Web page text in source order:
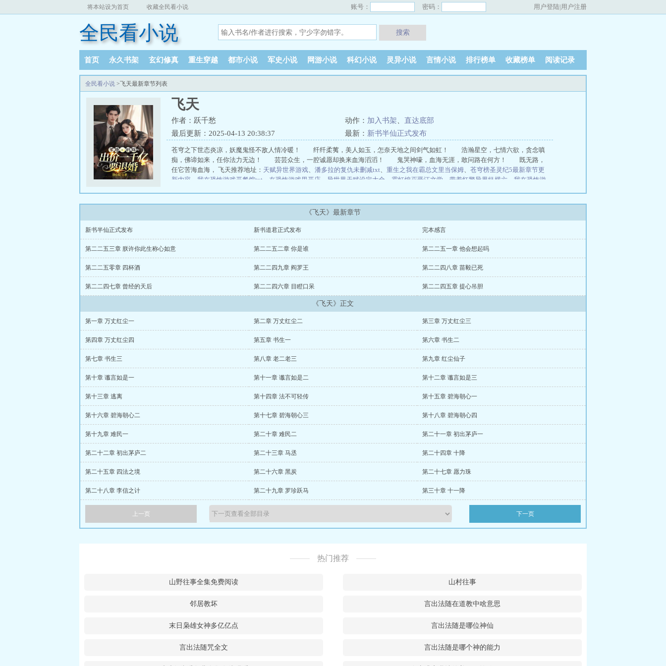
将本站设为首页 收藏全民看小说 账号： 密码： 用户登陆|用户注册
全民看小说 搜索
首页 永久书架 玄幻修真 重生穿越 都市小说 军史小说 网游小说 科幻小说 灵异小说 言情小说 排行榜单 收藏榜单 阅读记录
全民看小说 >飞天最新章节列表
飞天
作者：跃千愁 动作： 加入书架
直达底部
最后更新：2025-04-13 20:38:37
最新： 新书半仙正式发布
苍穹之下世态炎凉，妖魔鬼怪不敌人情冷暖！ 纤纤柔荑，美人如玉，怎奈天地之间剑气如虹！ 浩瀚星空，七情六欲，贪念嗔
痴，佛谛如来，任你法力无边！ 芸芸众生，一腔诚愿却换来血海滔滔！ 鬼哭神嚎，血海无涯，敢问路在何方！ 既无路，
任它苦海血海， 飞天推荐地址： 天赋异世界游戏、 潘多拉的复仇未删减txt、 重生之我在霸总文里当保姆、 苍穹榜圣灵纪5最新章节更
新内容
我在恐怖游戏开餐馆txt 在恐怖游戏里开店 异世界天赋设定大全 霓虹熄灭晋江文学 带着红警异界纵横六
我在恐怖游
陈凡柳雪吟官途风流、魏坪政魏瑕小说哥哥别装了你是真有实力
《飞天》最新章节
新书半仙正式发布 新书道君正式发布 完本感言
第二二五三章 朕许你此生称心如意 第二二五二章 你是谁 第二二五一章 他会想起吗
第二二五零章 四杯酒 第二二四九章 阎罗王 第二二四八章 苗毅已死
第二二四七章 曾经的天后 第二二四六章 目瞪口呆 第二二四五章 提心吊胆
《飞天》正文
第一章 万丈红尘一 第二章 万丈红尘二 第三章 万丈红尘三
第四章 万丈红尘四 第五章 书生一 第六章 书生二
第七章 书生三 第八章 老二老三 第九章 红尘仙子
第十章 谶言如是一 第十一章 谶言如是二 第十二章 谶言如是三
第十三章 逃离 第十四章 法不可轻传 第十五章 碧海朝心一
第十六章 碧海朝心二 第十七章 碧海朝心三 第十八章 碧海朝心四
第十九章 难民一 第二十章 难民二 第二十一章 初出茅庐一
第二十二章 初出茅庐二 第二十三章 马丞 第二十四章 十降
第二十五章 四法之境 第二十六章 黑炭 第二十七章 愿力珠
第二十八章 李信之计 第二十九章 罗珍跃马 第三十章 十一降
上一页 下一页
热门推荐
山野往事全集免费阅读 山村往事
邻居教坏 言出法随在道教中啥意思
末日枭雄女神多亿亿点 言出法随是哪位神仙
言出法随咒全文 言出法随是哪个神的能力